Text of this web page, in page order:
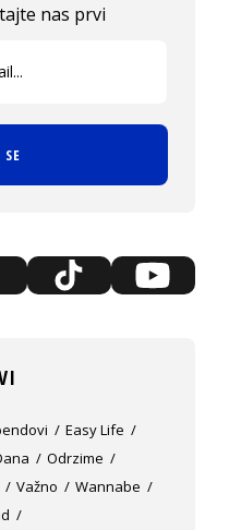
nas prvi
Easy Life
Odrzime
Važno
Wannabe